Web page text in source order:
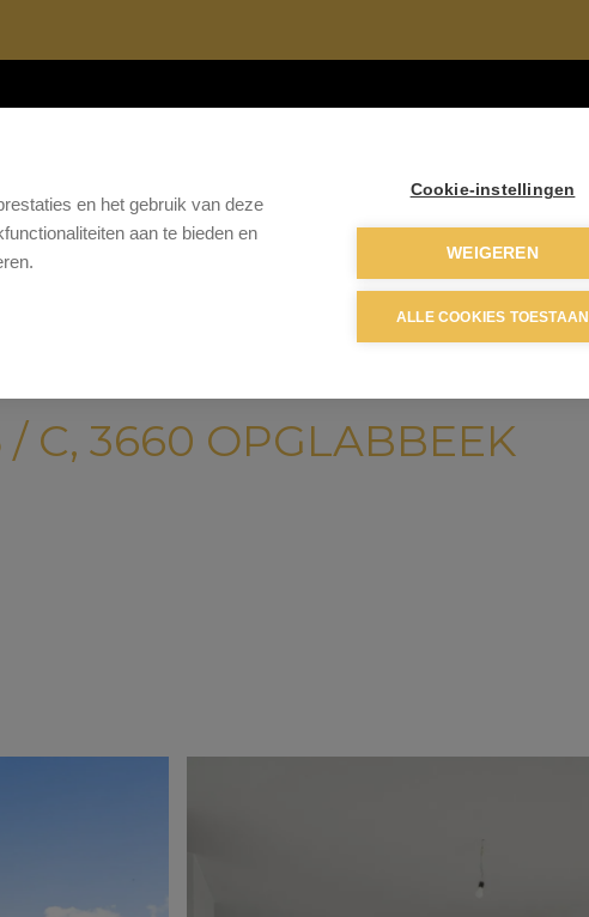
C, 3660 OPGLABBEEK
en het gebruik van deze
aan te bieden en
Cookie-instellingen
WEIGEREN
ALLE COOKIES TOESTAAN